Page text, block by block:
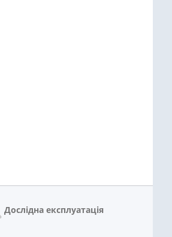
Дослідна експлуатація